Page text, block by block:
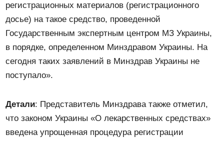
регистрационных материалов (регистрационного
досье) на такое средство, проведенной
Государственным экспертным центром МЗ Украины,
в порядке, определенном Минздравом Украины. На
сегодня таких заявлений в Минздрав Украины не
поступало».
Детали: Представитель Минздрава также отметил,
что законом Украины «О лекарственных средствах»
введена упрощенная процедура регистрации